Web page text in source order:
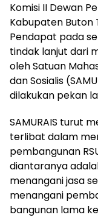
Komisi II Dewan
Kabupaten Buton
Pendapat pada
tindak lanjut dari
oleh Satuan
dan Sosialis
dilakukan pekan
SAMURAIS turut
terlibat dalam
pembangunan
diantaranya
menangani jasa
menangani
bangunan lama